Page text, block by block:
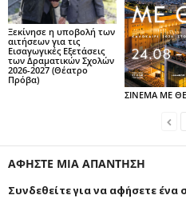
Ξεκίνησε η υποβολή των
αιτήσεων για τις
Εισαγωγικές Εξετάσεις
των Δραματικών Σχολών
2026-2027 (Θέατρο
Πρόβα)
ΣΙΝΕΜΑ ΜΕ
ΑΦΗΣΤΕ ΜΙΑ ΑΠΑΝΤΗΣΗ
Συνδεθείτε για να αφήσετε ένα